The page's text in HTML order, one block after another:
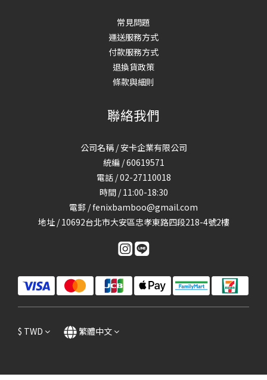
常見問題
運送服務方式
付款服務方式
退換貨政策
條款與細則
聯絡我們
公司名稱 / 安卡企業有限公司
統編 / 60619571
電話 / 02-27110018
時間 / 11:00-18:30
電郵 / fenixbamboo@gmail.com
地址 / 10692台北市大安區忠孝東路四段218-4號2樓
$ TWD 繁體中文